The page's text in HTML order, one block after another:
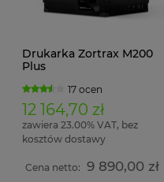
Drukarka Zortrax M200
Plus
17 ocen
12 164,70 zł
zawiera 23.00% VAT, bez
kosztów dostawy
Cena netto: 9 890,00 zł